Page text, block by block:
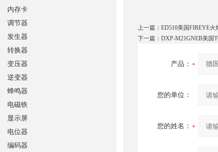
上一篇： ED510美国FIREYE火
下一篇： DXP-M21GNEB美国
产品：
您的单位：
您的姓名：
内存卡
调节器
发生器
转换器
变压器
逆变器
蜂鸣器
电磁铁
显示屏
电位器
编码器